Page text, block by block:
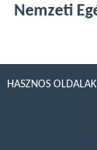
Nemzeti
HASZNOS OLDALAK